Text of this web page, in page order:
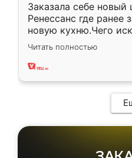
Заказала себе новый
Ренессанс где ранее
новую кухню.Чего
вполне довольна.
два года, нареканий
Читать полностью